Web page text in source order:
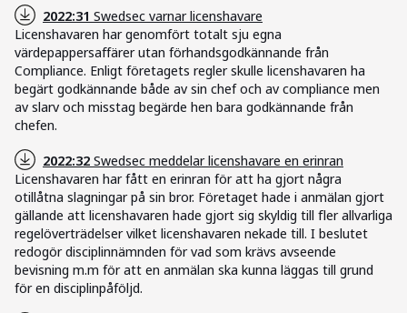
2022:31 Swedsec varnar licenshavare
Licenshavaren har genomfört totalt sju egna
värdepappersaffärer utan förhandsgodkännande från
Compliance. Enligt företagets regler skulle licenshavaren ha
begärt godkännande både av sin chef och av compliance men
av slarv och misstag begärde hen bara godkännande från
chefen.
2022:32 Swedsec meddelar licenshavare en erinran
Licenshavaren har fått en erinran för att ha gjort några
otillåtna slagningar på sin bror. Företaget hade i anmälan gjort
gällande att licenshavaren hade gjort sig skyldig till fler allvarliga
regelöverträdelser vilket licenshavaren nekade till. I beslutet
redogör disciplinnämnden för vad som krävs avseende
bevisning m.m för att en anmälan ska kunna läggas till grund
för en disciplinpåföljd.